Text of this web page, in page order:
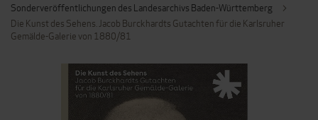
Sonderveröffentlichungen des Landesarchivs Baden-Württemberg
Die Kunst des Sehens. Jacob Burckhardts Gutachten für die Karlsruher
Gemälde-Galerie von 1880/81
ENDE
DER
BILDERGALERIE
SPRINGEN